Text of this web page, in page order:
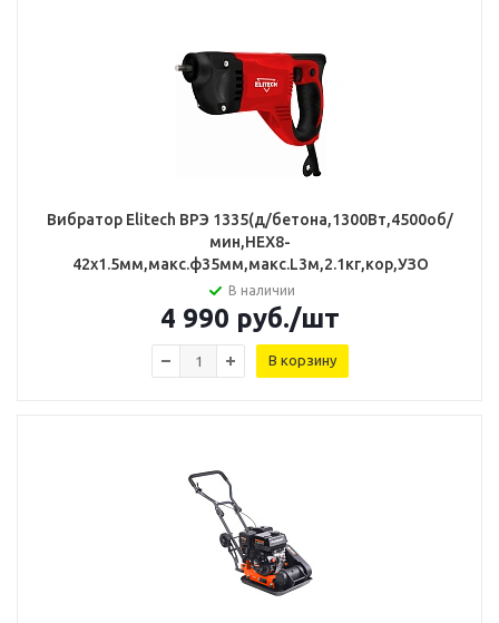
Вибратор Elitech ВРЭ 1335(д/бетона,1300Вт,4500об/
мин,НЕХ8-
42х1.5мм,макс.ф35мм,макс.L3м,2.1кг,кор,УЗО
В наличии
4 990 руб./шт
В корзину